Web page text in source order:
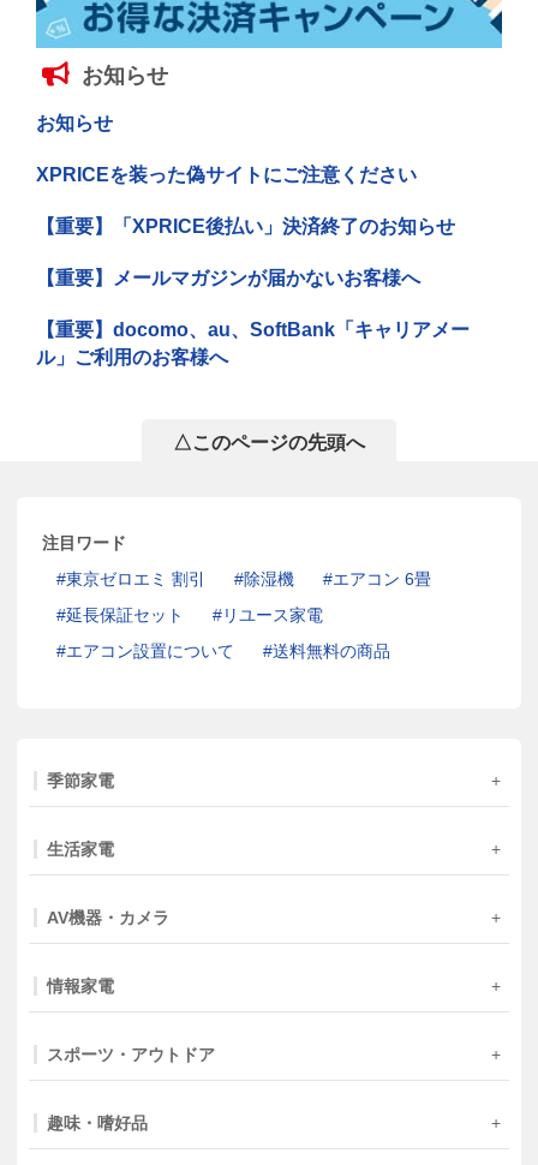
お知らせ
お知らせ
XPRICEを装った偽サイトにご注意ください
【重要】「XPRICE後払い」決済終了のお知らせ
【重要】メールマガジンが届かないお客様へ
【重要】docomo、au、SoftBank「キャリアメー
ル」ご利用のお客様へ
△このページの先頭へ
注目ワード
東京ゼロエミ 割引
除湿機
エアコン 6畳
延長保証セット
リユース家電
エアコン設置について
送料無料の商品
季節家電
生活家電
AV機器・カメラ
情報家電
スポーツ・アウトドア
趣味・嗜好品